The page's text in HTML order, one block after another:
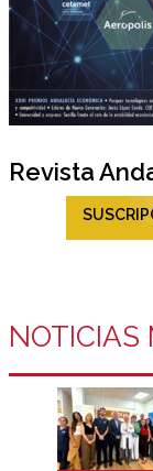
Revista
NOTICIAS